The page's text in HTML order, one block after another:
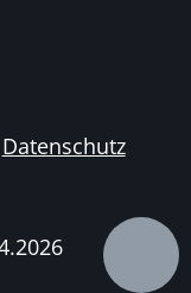
Datenschutz